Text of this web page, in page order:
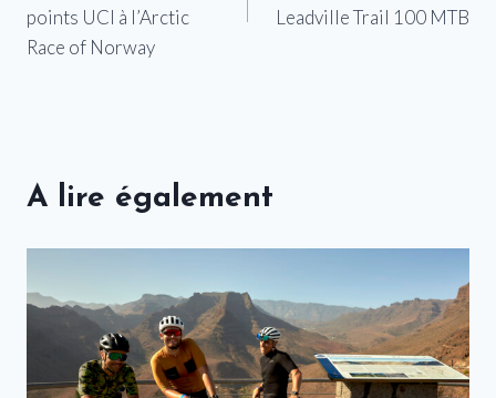
l’article
points UCI à l’Arctic
Race of Norway
Leadville Trail 100 MTB
A lire également